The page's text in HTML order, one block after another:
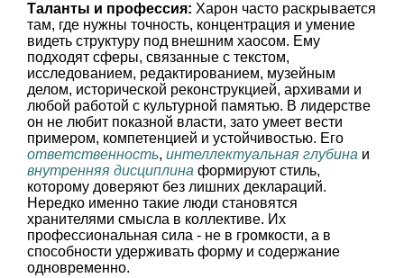
Таланты и профессия: Харон часто раскрывается
там, где нужны точность, концентрация и умение
видеть структуру под внешним хаосом. Ему
подходят сферы, связанные с текстом,
исследованием, редактированием, музейным
делом, исторической реконструкцией, архивами и
любой работой с культурной памятью. В лидерстве
он не любит показной власти, зато умеет вести
примером, компетенцией и устойчивостью. Его
ответственность, интеллектуальная глубина и
внутренняя дисциплина формируют стиль,
которому доверяют без лишних деклараций.
Нередко именно такие люди становятся
хранителями смысла в коллективе. Их
профессиональная сила - не в громкости, а в
способности удерживать форму и содержание
одновременно.